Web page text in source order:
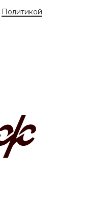
Политикой